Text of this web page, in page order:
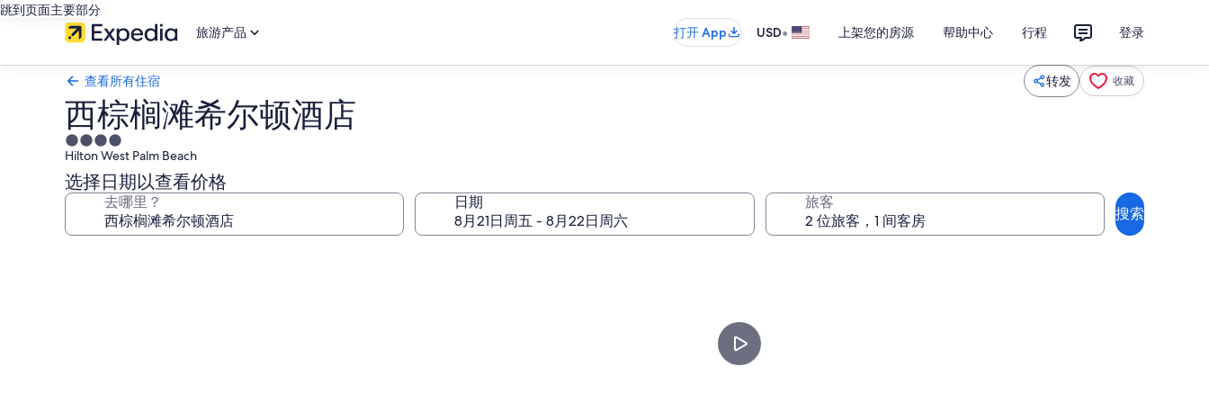
跳到页面主要部分
旅游产品
打开 App USD• 上架您的房源 帮助中心 行程 登录
查看所有住宿 转发 收藏
西棕榈滩希尔顿酒店
4.0
星
住
宿
Hilton West Palm Beach
选择日期以查看价格
去哪里？ 日期 旅客
搜索